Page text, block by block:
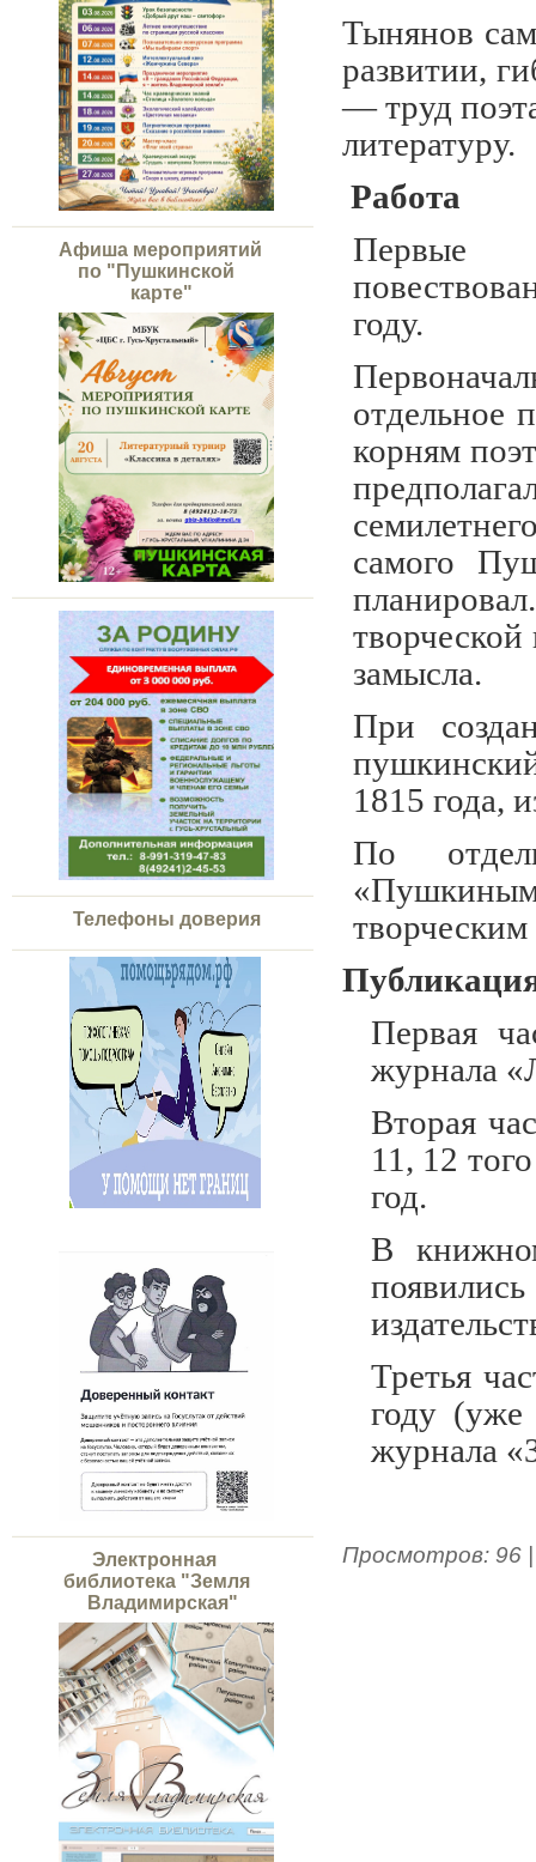
Афиша мероприятий
по "Пушкинской
карте"
Телефоны доверия
Электронная
библиотека "Земля
Владимирская"
Тынянов
развитии,
— труд
литературу.
Работа
Первые
году.
отдельное
корням
самого
творческой
замысла.
При
1815 года,
По
Первая
журнала
Вторая
11, 12
год.
В
Третья
году
журнала
Просмотров: 96